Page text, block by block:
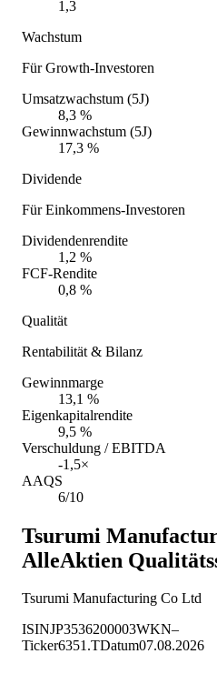
1,3
Wachstum
Für Growth-Investoren
Umsatzwachstum (5J)
8,3 %
Gewinnwachstum (5J)
17,3 %
Dividende
Für Einkommens-Investoren
Dividendenrendite
1,2 %
FCF-Rendite
0,8 %
Qualität
Rentabilität & Bilanz
Gewinnmarge
13,1 %
Eigenkapitalrendite
9,5 %
Verschuldung / EBITDA
-1,5×
AAQS
6/10
Tsurumi
AlleAktien
Tsurumi Manufacturing Co Ltd
ISINJP3536200003WKN–
Ticker6351.TDatum07.08.2026